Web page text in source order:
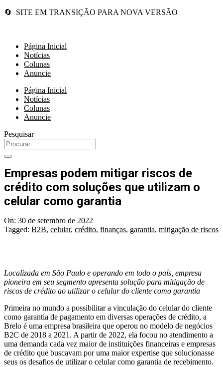
🔄 SITE EM TRANSIÇÃO PARA NOVA VERSÃO
Página Inicial
Notícias
Colunas
Anuncie
Página Inicial
Notícias
Colunas
Anuncie
Pesquisar
Empresas podem mitigar riscos de
crédito com soluções que utilizam o
celular como garantia
On: 30 de setembro de 2022
Tagged: B2B, celular, crédito, finanças, garantia, mitigação de riscos
Localizada em São Paulo e operando em todo o país, empresa
pioneira em seu segmento apresenta solução para mitigação de
riscos de crédito ao utilizar o celular do cliente como garantia
Primeira no mundo a possibilitar a vinculação do celular do cliente
como garantia de pagamento em diversas operações de crédito, a
Brelo é uma empresa brasileira que operou no modelo de negócios
B2C de 2018 a 2021. A partir de 2022, ela focou no atendimento a
uma demanda cada vez maior de instituições financeiras e empresas
de crédito que buscavam por uma maior expertise que solucionasse
seus os desafios de utilizar o celular como garantia de recebimento.